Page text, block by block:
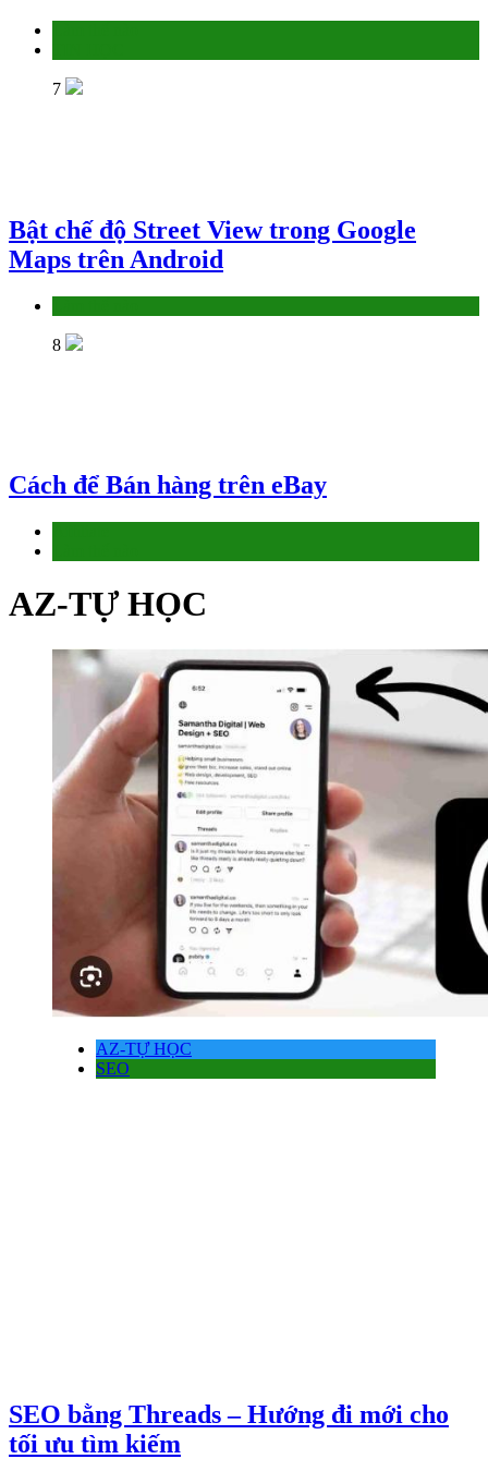
7
Bật chế độ Street View trong Google
Maps trên Android
8
Cách để Bán hàng trên eBay
AZ-TỰ HỌC
AZ-TỰ HỌC
SEO
SEO bằng Threads – Hướng đi mới cho
tối ưu tìm kiếm